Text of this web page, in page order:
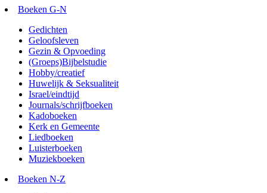
Boeken G-N
Gedichten
Geloofsleven
Gezin & Opvoeding
(Groeps)Bijbelstudie
Hobby/creatief
Huwelijk & Seksualiteit
Israel/eindtijd
Journals/schrijfboeken
Kadoboeken
Kerk en Gemeente
Liedboeken
Luisterboeken
Muziekboeken
Boeken N-Z